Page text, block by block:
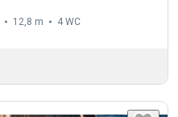
12,8 m 4 WC